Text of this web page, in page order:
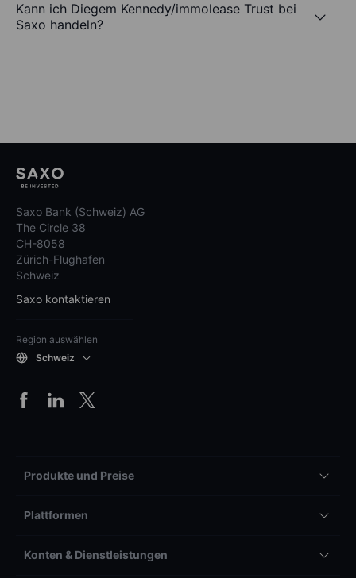
Kann ich Diegem Kennedy/immolease Trust bei
Saxo handeln?
Saxo Bank (Schweiz) AG
The Circle 38
CH-8058
Zürich-Flughafen
Schweiz
Saxo kontaktieren
Region auswählen
Schweiz
Produkte und Preise
Plattformen
Konten & Dienstleistungen